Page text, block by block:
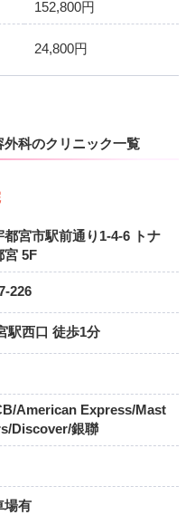
152,800円
24,800円
科のクリニック一覧
都宮市駅前通り1-4-6 トナ
宮 5F
226
駅西口 徒歩1分
American Express/Mast
Discover/銀聯
場有